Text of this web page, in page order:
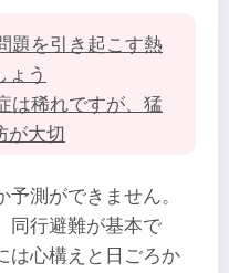
題を引き起こす熱
ょう
は稀れですが、猛
が大切
測ができません。
同行避難が基本で
は心構えと日ごろか